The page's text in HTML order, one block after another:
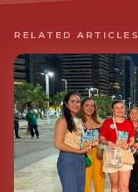
RELATED ARTICLES